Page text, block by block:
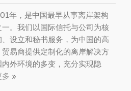
年，是中国最早从事离岸架构
。我们以国际信托与公司为核
设立和秘书服务，为中国的高
易商提供定制化的离岸解决方
外环境的多变，充分实现隐
多 »